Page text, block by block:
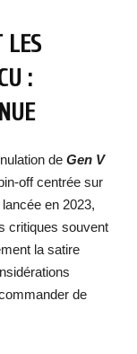
LES
:
de Gen V
off centrée sur
en 2023,
critiques souvent
la satire
de